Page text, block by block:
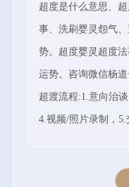
超度是什么意思、
事、洗刷婴灵怨气
势。超度婴灵超度
运势。咨询微信杨道
超渡流程:1.意向治
4.视频/照片录制，